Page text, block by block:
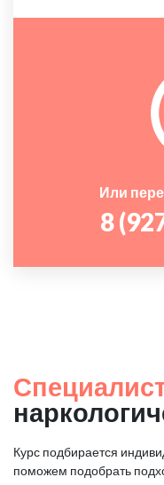
Или
8
Курс подбирается
поможем подобрать